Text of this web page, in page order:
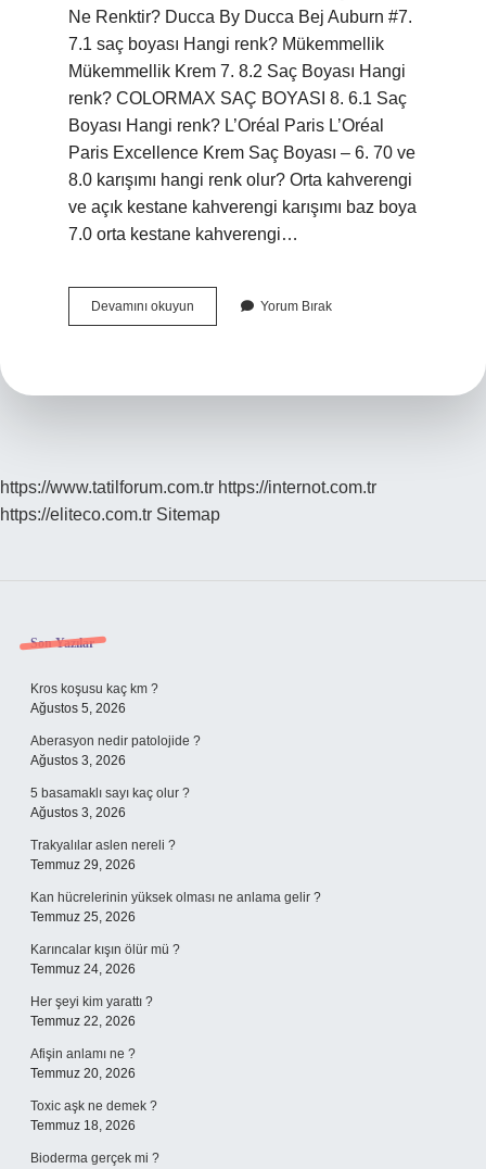
Ne Renktir? Ducca By Ducca Bej Auburn #7.
7.1 saç boyası Hangi renk? Mükemmellik
Mükemmellik Krem 7. 8.2 Saç Boyası Hangi
renk? COLORMAX SAÇ BOYASI 8. 6.1 Saç
Boyası Hangi renk? L’Oréal Paris L’Oréal
Paris Excellence Krem Saç Boyası – 6. 70 ve
8.0 karışımı hangi renk olur? Orta kahverengi
ve açık kestane kahverengi karışımı baz boya
7.0 orta kestane kahverengi…
Devamını okuyun
Kahve
Yorum Bırak
https://www.tatilforum.com.tr https://internot.com.tr
https://eliteco.com.tr Sitemap
Sidebar
Son Yazılar
Kros koşusu kaç km ?
Ağustos 5, 2026
Aberasyon nedir patolojide ?
Ağustos 3, 2026
5 basamaklı sayı kaç olur ?
Ağustos 3, 2026
Trakyalılar aslen nereli ?
Temmuz 29, 2026
Kan hücrelerinin yüksek olması ne anlama gelir ?
Temmuz 25, 2026
Karıncalar kışın ölür mü ?
Temmuz 24, 2026
Her şeyi kim yarattı ?
Temmuz 22, 2026
Afişin anlamı ne ?
Temmuz 20, 2026
Toxic aşk ne demek ?
Temmuz 18, 2026
Bioderma gerçek mi ?